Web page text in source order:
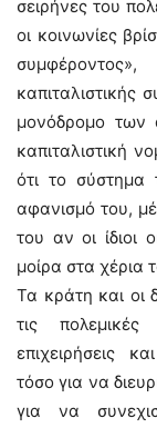
σειρήνες του
οι κοινωνίες
καπιταλιστικής
μονόδρομο των
καπιταλιστική
ότι το σύστημα
αφανισμό του,
του αν οι ίδιοι
μοίρα στα χέρια
Τα κράτη και οι
τις πολεμικές
επιχειρήσεις
τόσο για να
για να